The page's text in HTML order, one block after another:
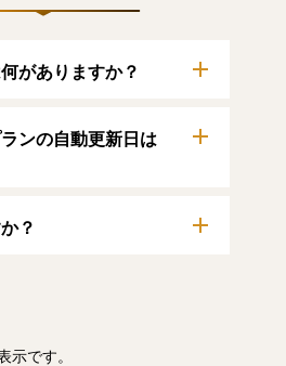
がありますか？
】
ンの自動更新日は
、マイページにてご確認い
？
ます。なお、日割り清算
示です。